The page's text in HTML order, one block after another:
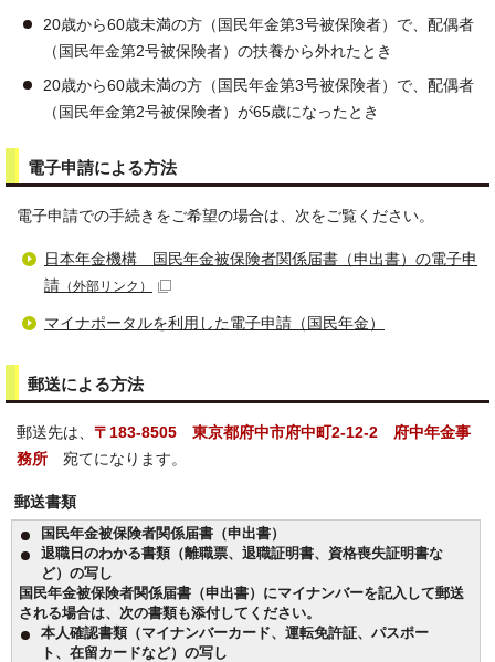
20歳から60歳未満の方（国民年金第3号被保険者）で、配偶者
（国民年金第2号被保険者）の扶養から外れたとき
20歳から60歳未満の方（国民年金第3号被保険者）で、配偶者
（国民年金第2号被保険者）が65歳になったとき
電子申請による方法
電子申請での手続きをご希望の場合は、次をご覧ください。
日本年金機構 国民年金被保険者関係届書（申出書）の電子申
請 （外部リンク）
マイナポータルを利用した電子申請（国民年金）
郵送による方法
郵送先は、 〒183-8505 東京都府中市府中町2-12-2
府中年金事
務所 宛てになります。
郵送書類
国民年金被保険者関係届書（申出書）
退職日のわかる書類（離職票、退職証明書、資格喪失証明書な
ど）の写し
国民年金被保険者関係届書（申出書）にマイナンバーを記入して郵送
される場合は、次の書類も添付してください。
本人確認書類（マイナンバーカード、運転免許証、パスポー
ト、在留カードなど）の写し